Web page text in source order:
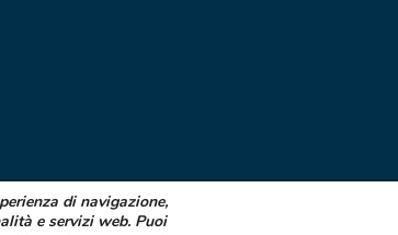
di navigazione,
e servizi web. Puoi